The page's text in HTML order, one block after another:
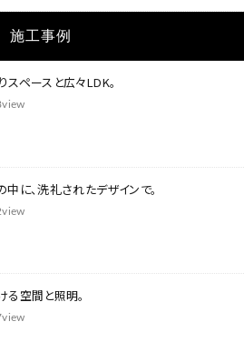
施工事例
スペースと広々LDK。
中に、洗礼されたデザインで。
る空間と照明。